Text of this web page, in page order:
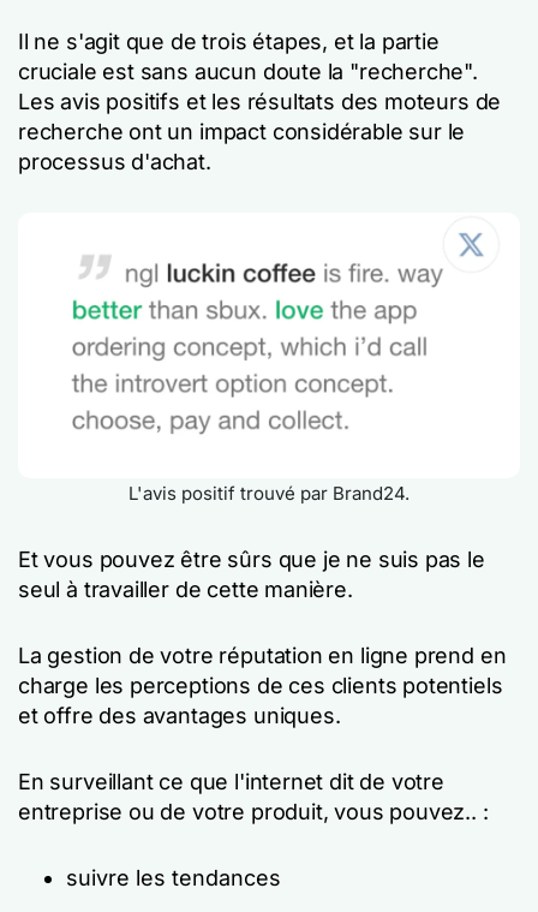
Il ne s'agit que de trois étapes, et la partie
cruciale est sans aucun doute la "recherche".
Les avis positifs et les résultats des moteurs de
recherche ont un impact considérable sur le
processus d'achat.
L'avis positif trouvé par Brand24.
Et vous pouvez être sûrs que je ne suis pas le
seul à travailler de cette manière.
La gestion de votre réputation en ligne prend en
charge les perceptions de ces clients potentiels
et offre des avantages uniques.
En surveillant ce que l'internet dit de votre
entreprise ou de votre produit, vous pouvez.. :
suivre les tendances